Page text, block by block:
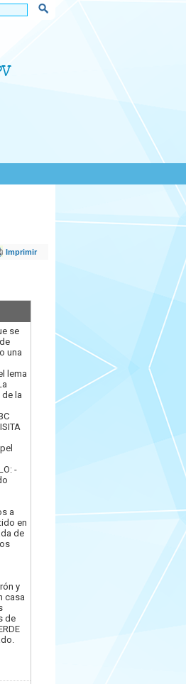
se
una
lema
la
-
a
en
de
y
casa
de